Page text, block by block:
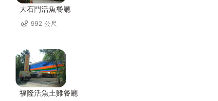
大石門活魚餐廳
992 公尺
福隆活魚土雞餐廳